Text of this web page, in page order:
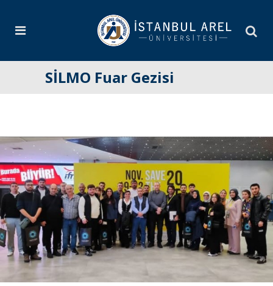
SİLMO Fuar Gezisi